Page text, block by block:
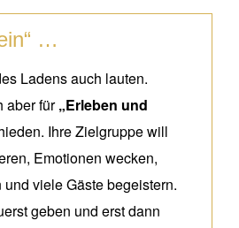
…
Ladens auch lauten.
aber für„Erleben und
Ihre Zielgruppe will
Emotionen wecken,
viele Gäste begeistern.
geben und erst dann